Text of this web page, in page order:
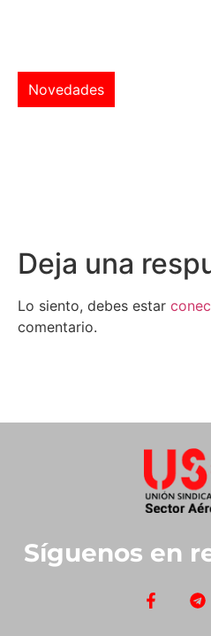
Novedades
Deja una
Lo siento, debes estar
comentario.
Síguenos en